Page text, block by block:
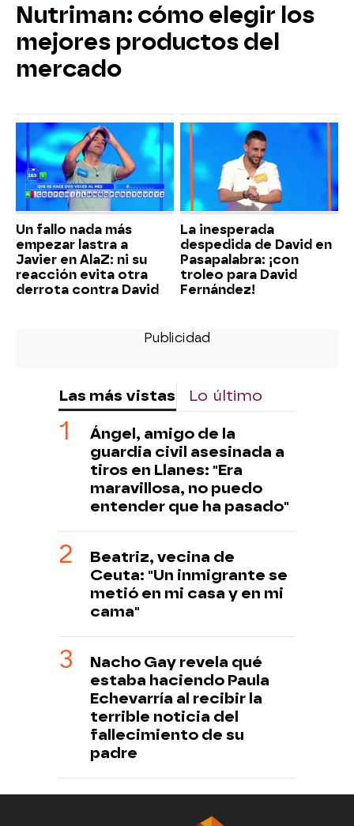
Nutriman: cómo elegir los
mejores productos del
mercado
Un fallo nada más
empezar lastra a
Javier en AlaZ: ni su
reacción evita otra
derrota contra David
La inesperada
despedida de David en
Pasapalabra: ¡con
troleo para David
Fernández!
Las más vistas Lo último
Ángel, amigo de la
guardia civil asesinada a
tiros en Llanes: "Era
maravillosa, no puedo
entender que ha pasado"
Beatriz, vecina de
Ceuta: "Un inmigrante se
metió en mi casa y en mi
cama"
Nacho Gay revela qué
estaba haciendo Paula
Echevarría al recibir la
terrible noticia del
fallecimiento de su
padre